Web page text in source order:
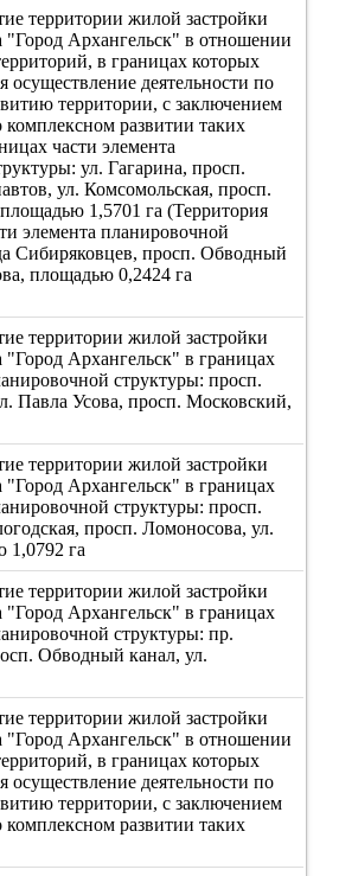
территории жилой застройки
"Город Архангельск" в отношении
в границах которых
осуществление деятельности по
территории, с заключением
комплексном развитии таких
части элемента
ул. Гагарина, просп.
ул. Комсомольская, просп.
1,5701 га (Территория
элемента планировочной
Сибиряковцев, просп. Обводный
площадью 0,2424 га
территории жилой застройки
"Город Архангельск" в границах
структуры: просп.
Павла Усова, просп. Московский,
территории жилой застройки
"Город Архангельск" в границах
структуры: просп.
просп. Ломоносова, ул.
1,0792 га
территории жилой застройки
"Город Архангельск" в границах
структуры: пр.
Обводный канал, ул.
территории жилой застройки
"Город Архангельск" в отношении
в границах которых
осуществление деятельности по
территории, с заключением
комплексном развитии таких